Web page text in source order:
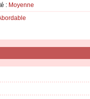
: Moyenne